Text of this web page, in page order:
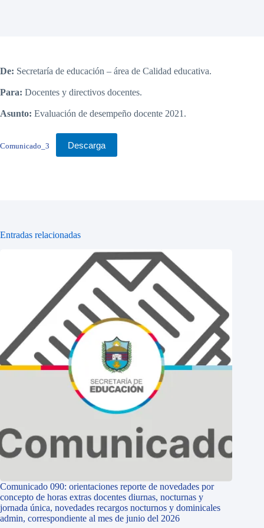
De: Secretaría de educación – área de Calidad educativa.
Para: Docentes y directivos docentes.
Asunto: Evaluación de desempeño docente 2021.
Comunicado_3 Descarga
Entradas relacionadas
Comunicado 090: orientaciones reporte de novedades por
concepto de horas extras docentes diurnas, nocturnas y
jornada única, novedades recargos nocturnos y dominicales
admin, correspondiente al mes de junio del 2026